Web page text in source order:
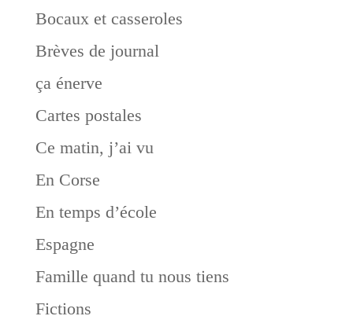
Bocaux et casseroles
Brèves de journal
ça énerve
Cartes postales
Ce matin, j’ai vu
En Corse
En temps d’école
Espagne
Famille quand tu nous tiens
Fictions